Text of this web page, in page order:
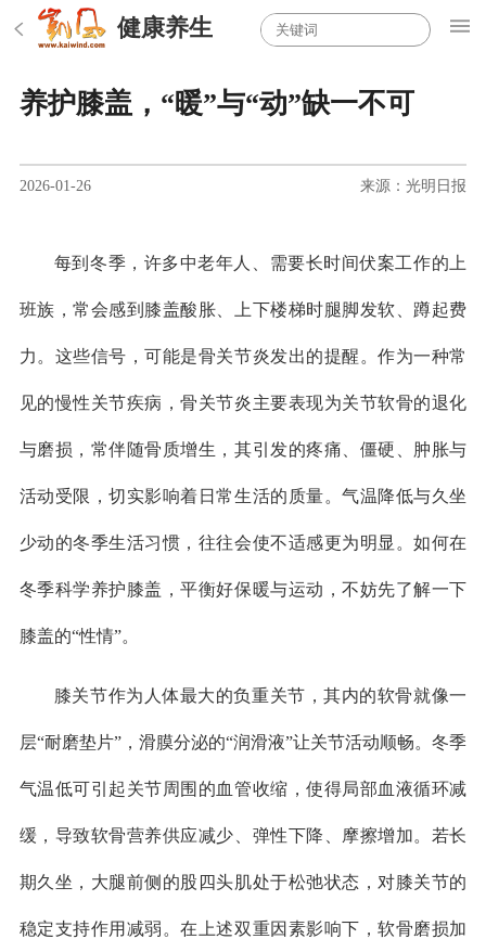
健康养生
养护膝盖，“暖”与“动”缺一不可
2026-01-26 来源：光明日报
每到冬季，许多中老年人、需要长时间伏案工作的上
班族，常会感到膝盖酸胀、上下楼梯时腿脚发软、蹲起费
力。这些信号，可能是骨关节炎发出的提醒。作为一种常
见的慢性关节疾病，骨关节炎主要表现为关节软骨的退化
与磨损，常伴随骨质增生，其引发的疼痛、僵硬、肿胀与
活动受限，切实影响着日常生活的质量。气温降低与久坐
少动的冬季生活习惯，往往会使不适感更为明显。如何在
冬季科学养护膝盖，平衡好保暖与运动，不妨先了解一下
膝盖的“性情”。
膝关节作为人体最大的负重关节，其内的软骨就像一
层“耐磨垫片”，滑膜分泌的“润滑液”让关节活动顺畅。冬季
气温低可引起关节周围的血管收缩，使得局部血液循环减
缓，导致软骨营养供应减少、弹性下降、摩擦增加。若长
期久坐，大腿前侧的股四头肌处于松弛状态，对膝关节的
稳定支持作用减弱。在上述双重因素影响下，软骨磨损加